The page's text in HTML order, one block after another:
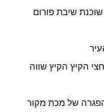
שיבת פורום
הקיץ הקיץ שווה
של מכת מקור